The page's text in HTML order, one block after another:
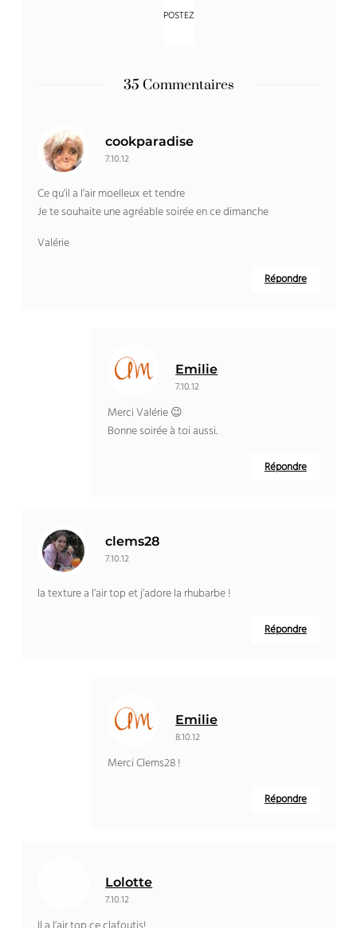
35 Commentaires
cookparadise
7.10.12
Ce qu’il a l’air moelleux et tendre
Je te souhaite une agréable soirée en ce dimanche
Valérie
Répondre
Emilie
7.10.12
Merci Valérie 😉
Bonne soirée à toi aussi.
Répondre
clems28
7.10.12
la texture a l’air top et j’adore la rhubarbe !
Répondre
Emilie
8.10.12
Merci Clems28 !
Répondre
Lolotte
7.10.12